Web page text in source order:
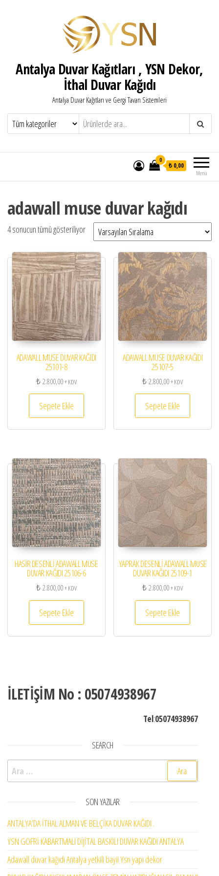
Antalya Duvar Kağıtları , YSN Dekor,
İthal Duvar Kağıdı
Antalya Duvar Kağıtları ve Gergi Tavan Sistemleri
Menü
0
₺ 0,00
adawall muse duvar kağıdı
4 sonucun tümü gösteriliyor
ADAWALL MUSE DUVAR KAĞIDI
25101-8
₺2.800,00+ KDV
Sepete Ekle
ADAWALL MUSE DUVAR KAĞIDI
25107-5
₺2.800,00+ KDV
Sepete Ekle
HASIR DESENLİ ADAWALL MUSE
DUVAR KAĞIDI 25106-6
₺2.800,00+ KDV
Sepete Ekle
YAPRAK DESENLİ ADAWALL MUSE
DUVAR KAĞIDI 25109-1
₺2.800,00+ KDV
Sepete Ekle
İLETİŞİM No : 05074938967
Tel:05074938967
SEARCH
Arama:
SON YAZILAR
ANTALYA’DA İTHAL ALMAN VE BELÇİKA DUVAR KAĞIDI .
YSN GOFRİ KABARTMALI DİJİTAL BASKILI DUVAR KAĞIDI ANTALYA
Adawall duvar kağıdı Antalya yetkili bayii Ysn yapı dekor